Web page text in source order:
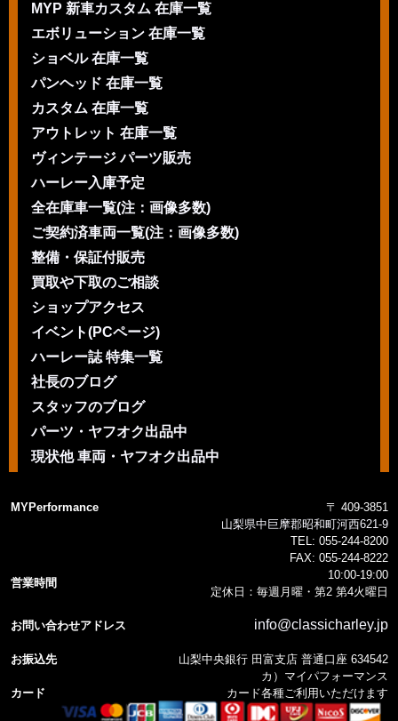
MYP 新車カスタム 在庫一覧
エボリューション 在庫一覧
ショベル 在庫一覧
パンヘッド 在庫一覧
カスタム 在庫一覧
アウトレット 在庫一覧
ヴィンテージ パーツ販売
ハーレー入庫予定
全在庫車一覧(注：画像多数)
ご契約済車両一覧(注：画像多数)
整備・保証付販売
買取や下取のご相談
ショップアクセス
イベント(PCページ)
ハーレー誌 特集一覧
社長のブログ
スタッフのブログ
パーツ・ヤフオク出品中
現状他 車両・ヤフオク出品中
MYPerformance
〒 409-3851
山梨県中巨摩郡昭和町河西621-9
TEL: 055-244-8200
FAX: 055-244-8222
営業時間
10:00-19:00
定休日：毎週月曜・第2 第4火曜日
お問い合わせアドレス info@classicharley.jp
お振込先
山梨中央銀行 田富支店 普通口座 634542
カ）マイパフォーマンス
カード
カード各種ご利用いただけます